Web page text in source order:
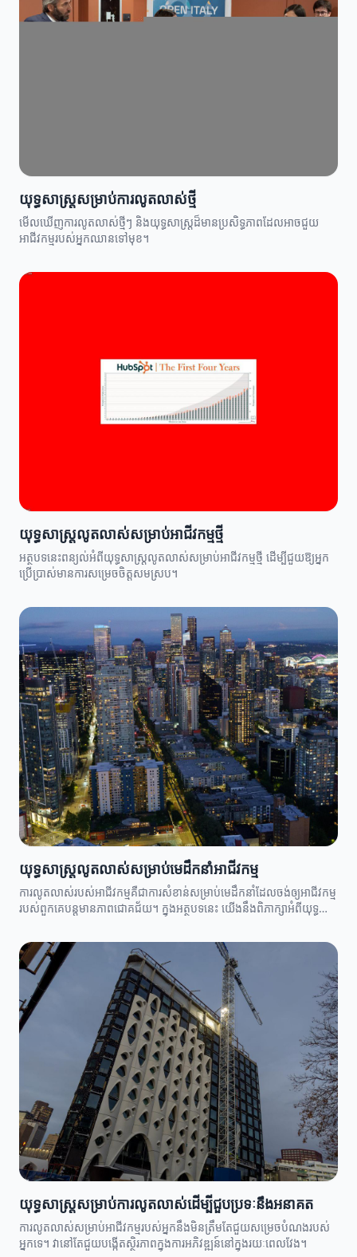
យុទ្ធសាស្ត្រសម្រាប់ការលូតលាស់ថ្មី
មើលឃើញការលូតលាស់ថ្មីៗ និងយុទ្ធសាស្ត្រដ៏មានប្រសិទ្ធភាពដែលអាចជួយ
អាជីវកម្មរបស់អ្នកឈានទៅមុខ។
យុទ្ធសាស្ត្រលូតលាស់សម្រាប់អាជីវកម្មថ្មី
អត្ថបទនេះពន្យល់អំពីយុទ្ធសាស្ត្រលូតលាស់សម្រាប់អាជីវកម្មថ្មី ដើម្បីជួយឱ្យអ្នក
ប្រើប្រាស់មានការសម្រេចចិត្តសមស្រប។
យុទ្ធសាស្ត្រលូតលាស់សម្រាប់មេដឹកនាំអាជីវកម្ម
ការលូតលាស់របស់អាជីវកម្មគឺជាការសំខាន់សម្រាប់មេដឹកនាំដែលចង់ឲ្យអាជីវកម្ម
របស់ពួកគេបន្តមានភាពជោគជ័យ។ ក្នុងអត្ថបទនេះ យើងនឹងពិភាក្សាអំពីយុទ្ធ
យុទ្ធសាស្ត្រសម្រាប់ការលូតលាស់ដើម្បីជួបប្រទៈនឹងអនាគត
ការលូតលាស់សម្រាប់អាជីវកម្មរបស់អ្នកនឹងមិនត្រឹមតែជួយសម្រេចបំណងរបស់
អ្នកទេ។ វានៅតែជួយបង្កើតស្ថិរភាពក្នុងការអភិវឌ្ឍន៍នៅក្នុងរយៈពេលវែង។